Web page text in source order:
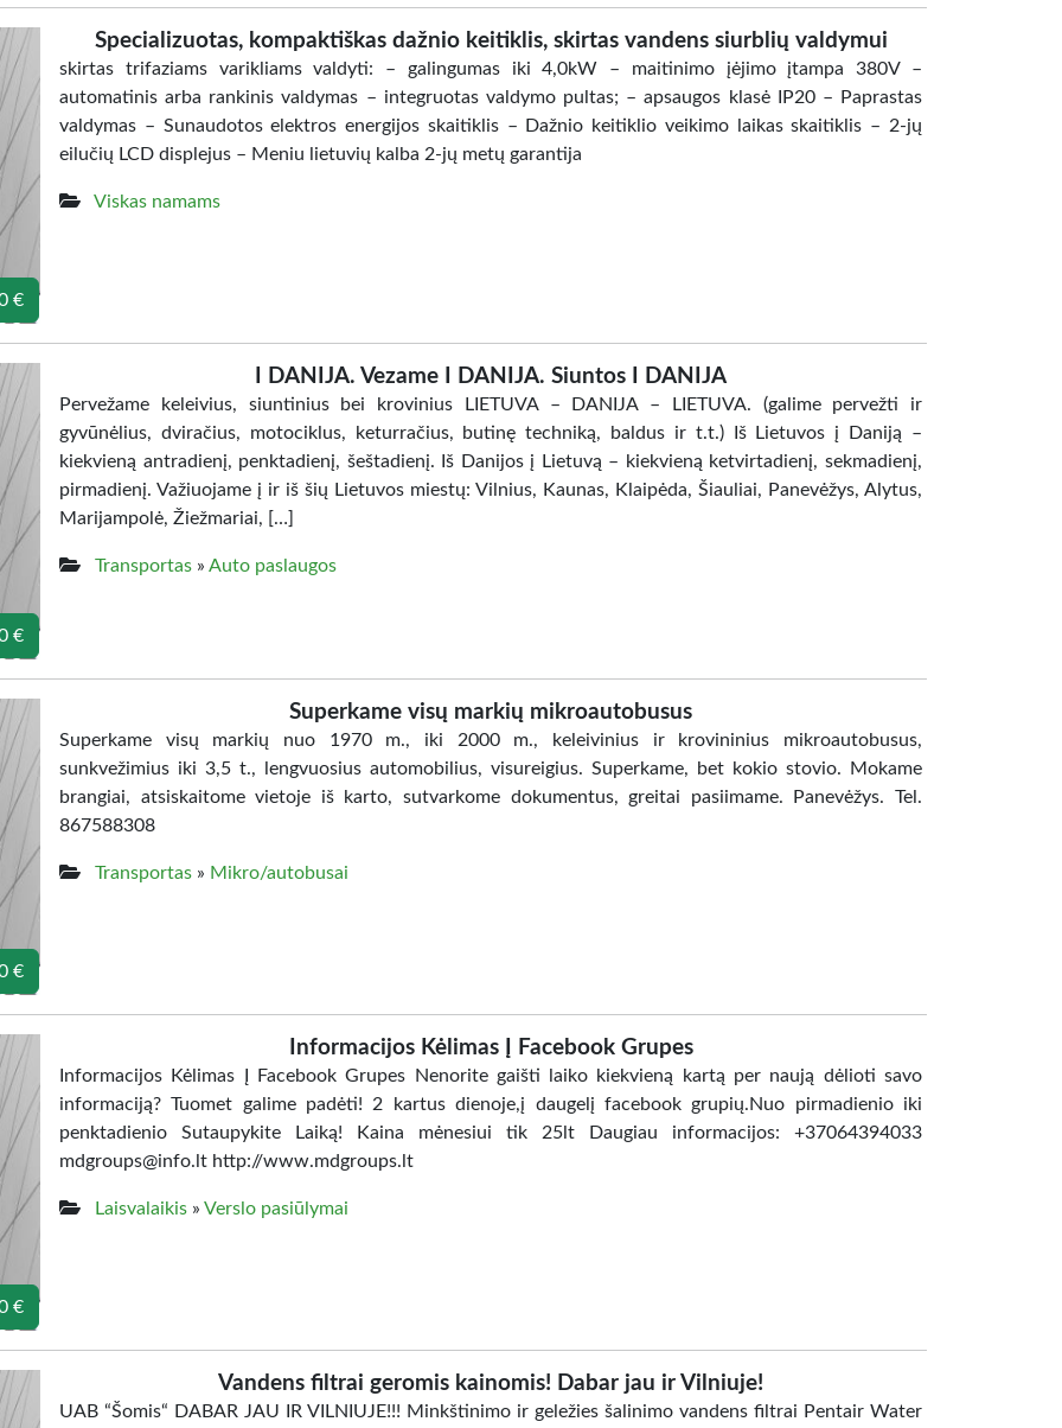
€
Specializuotas, kompaktiškas dažnio keitiklis, skirtas vandens siurblių valdymui
skirtas trifaziams varikliams valdyti: – galingumas iki 4,0kW – maitinimo įėjimo įtampa 380V –
automatinis arba rankinis valdymas – integruotas valdymo pultas; – apsaugos klasė IP20 – Paprastas
valdymas – Sunaudotos elektros energijos skaitiklis – Dažnio keitiklio veikimo laikas skaitiklis – 2-jų
eilučių LCD displejus – Meniu lietuvių kalba 2-jų metų garantija
Viskas namams
€
I DANIJA. Vezame I DANIJA. Siuntos I DANIJA
Pervežame keleivius, siuntinius bei krovinius LIETUVA – DANIJA – LIETUVA. (galime pervežti ir
gyvūnėlius, dviračius, motociklus, keturračius, butinę techniką, baldus ir t.t.) Iš Lietuvos į Daniją –
kiekvieną antradienį, penktadienį, šeštadienį. Iš Danijos į Lietuvą – kiekvieną ketvirtadienį, sekmadienį,
pirmadienį. Važiuojame į ir iš šių Lietuvos miestų: Vilnius, Kaunas, Klaipėda, Šiauliai, Panevėžys, Alytus,
Marijampolė, Žiežmariai, […]
Transportas » Auto paslaugos
€
Superkame visų markių mikroautobusus
Superkame visų markių nuo 1970 m., iki 2000 m., keleivinius ir krovininius mikroautobusus,
sunkvežimius iki 3,5 t., lengvuosius automobilius, visureigius. Superkame, bet kokio stovio. Mokame
brangiai, atsiskaitome vietoje iš karto, sutvarkome dokumentus, greitai pasiimame. Panevėžys. Tel.
867588308
Transportas » Mikro/autobusai
€
Informacijos Kėlimas Į Facebook Grupes
Informacijos Kėlimas Į Facebook Grupes Nenorite gaišti laiko kiekvieną kartą per naują dėlioti savo
informaciją? Tuomet galime padėti! 2 kartus dienoje,į daugelį facebook grupių.Nuo pirmadienio iki
penktadienio Sutaupykite Laiką! Kaina mėnesiui tik 25lt Daugiau informacijos: +37064394033
mdgroups@info.lt http://www.mdgroups.lt
Laisvalaikis » Verslo pasiūlymai
Vandens filtrai geromis kainomis! Dabar jau ir Vilniuje!
UAB “Šomis“ DABAR JAU IR VILNIUJE!!! Minkštinimo ir geležies šalinimo vandens filtrai Pentair Water